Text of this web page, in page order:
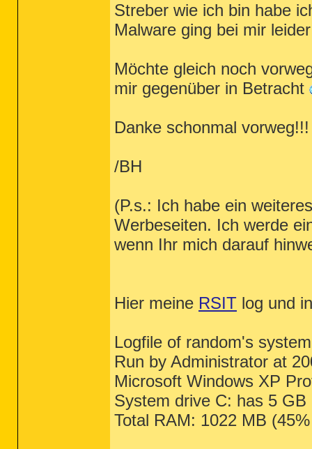
Streber wie ich bin habe
Malware ging bei mir
Möchte gleich noch
mir gegenüber in Betracht
Danke schonmal vorweg!!!
/BH
(P.s.: Ich habe ein
Werbeseiten. Ich werde
wenn Ihr mich darauf
Hier meine RSIT log und
Logfile of random's
Run by Administrator at
Microsoft Windows XP
System drive C: has 5
Total RAM: 1022 MB